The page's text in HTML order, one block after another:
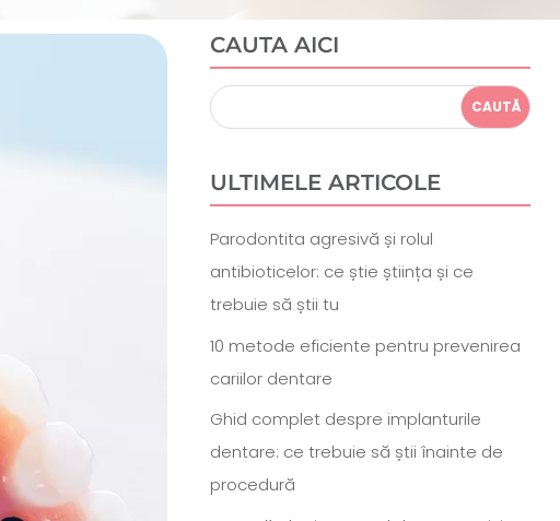
CAUTA AICI
ULTIMELE ARTICOLE
Parodontita agresivă și rolul
antibioticelor: ce știe știința și ce
trebuie să știi tu
10 metode eficiente pentru prevenirea
cariilor dentare
Ghid complet despre implanturile
dentare: ce trebuie să știi înainte de
procedură